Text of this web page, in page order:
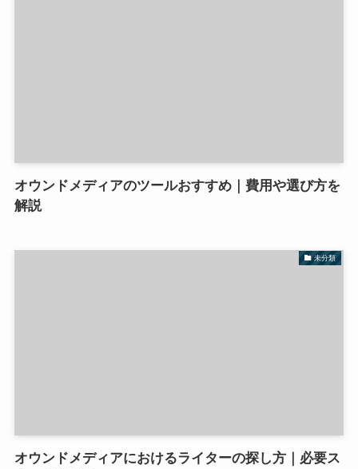
オウンドメディアのツールおすすめ｜費用や選び方を
解説
未分類
オウンドメディアにおけるライターの探し方｜必要ス